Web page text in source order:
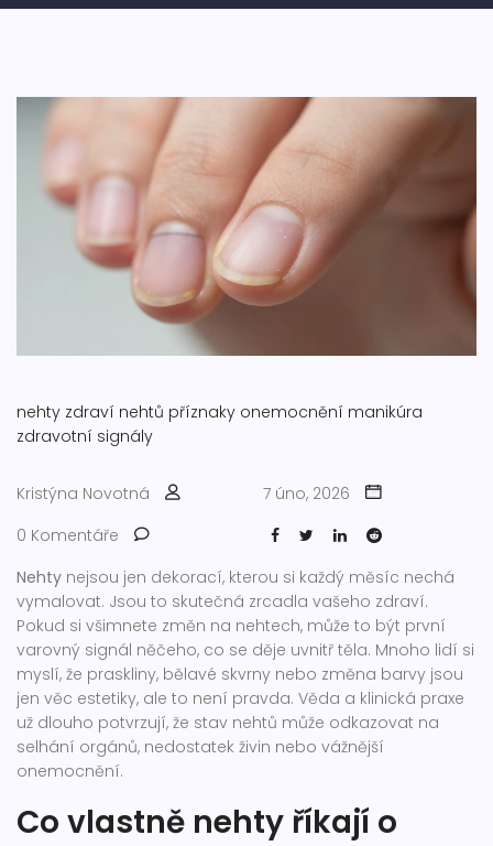
nehty zdraví nehtů příznaky onemocnění manikúra
zdravotní signály
Kristýna Novotná
7 úno, 2026
0 Komentáře
Nehty nejsou jen dekorací, kterou si každý měsíc nechá
vymalovat. Jsou to skutečná zrcadla vašeho zdraví.
Pokud si všimnete změn na nehtech, může to být první
varovný signál něčeho, co se děje uvnitř těla. Mnoho lidí si
myslí, že praskliny, bělavé skvrny nebo změna barvy jsou
jen věc estetiky, ale to není pravda. Věda a klinická praxe
už dlouho potvrzují, že stav nehtů může odkazovat na
selhání orgánů, nedostatek živin nebo vážnější
onemocnění.
Co vlastně nehty říkají o